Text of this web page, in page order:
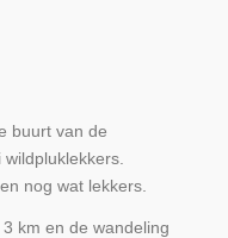
buurt van de
nog wat lekkers.
km en de wandeling